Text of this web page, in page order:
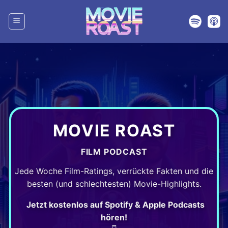
Inhalt
springen
MOVIE ROAST
FILM PODCAST
Jede Woche Film-Ratings, verrückte Fakten und die
besten (und schlechtesten) Movie-Highlights.
Jetzt kostenlos auf Spotify & Apple Podcasts
hören!